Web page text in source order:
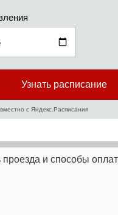
с Яндекс.Расписания
проезда и способы